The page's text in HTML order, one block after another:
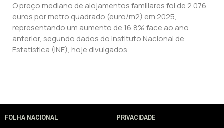
O preço mediano de alojamentos familiares foi de 2.076
euros por metro quadrado (euro/m2) em 2025,
representando um aumento de 16,8% face ao ano
anterior, segundo dados do Instituto Nacional de
Estatística (INE), hoje divulgados.
FOLHA NACIONAL PRIVACIDADE